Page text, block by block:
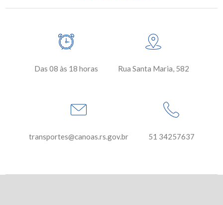
Das 08 às 18 horas Rua Santa Maria, 582
transportes@canoas.rs.gov.br 51 34257637